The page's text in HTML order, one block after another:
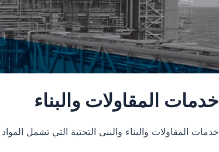
خدمات المقاولات والبناء
خدمات المقاولات والبناء والبنى التحتية التي تشمل